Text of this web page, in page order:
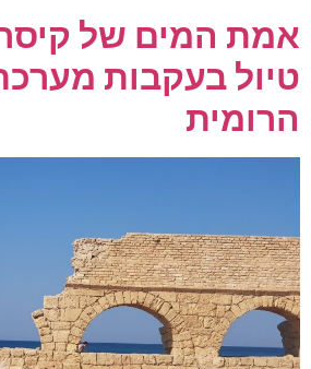
אמת המים של
טיול בעקבות
הרומית